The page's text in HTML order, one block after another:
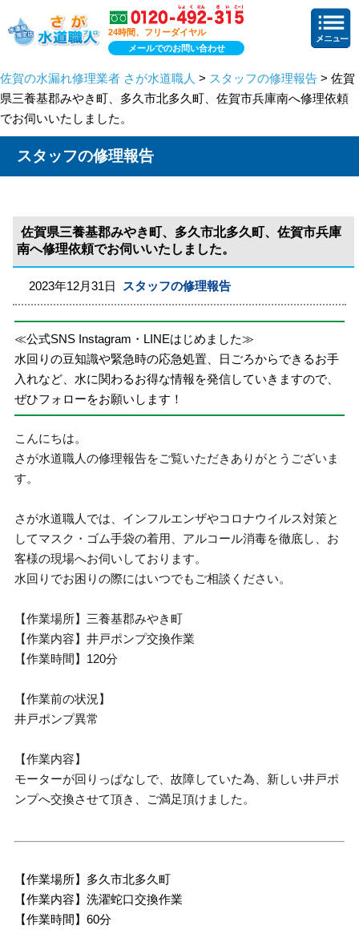
24時間、フリーダイヤル
メールでのお問い合わせ
佐賀の水漏れ修理業者 さが水道職人 > スタッフの修理報告 > 佐賀
県三養基郡みやき町、多久市北多久町、佐賀市兵庫南へ修理依頼
でお伺いいたしました。
スタッフの修理報告
佐賀県三養基郡みやき町、多久市北多久町、佐賀市兵庫
南へ修理依頼でお伺いいたしました。
2023年12月31日 スタッフの修理報告
≪公式SNS Instagram・LINEはじめました≫
水回りの豆知識や緊急時の応急処置、日ごろからできるお手
入れなど、水に関わるお得な情報を発信していきますので、
ぜひフォローをお願いします！
こんにちは。
さが水道職人の修理報告をご覧いただきありがとうございま
す。
さが水道職人では、インフルエンザやコロナウイルス対策と
してマスク・ゴム手袋の着用、アルコール消毒を徹底し、お
客様の現場へお伺いしております。
水回りでお困りの際にはいつでもご相談ください。
【作業場所】三養基郡みやき町
【作業内容】井戸ポンプ交換作業
【作業時間】120分
【作業前の状況】
井戸ポンプ異常
【作業内容】
モーターが回りっぱなしで、故障していた為、新しい井戸ポ
ンプへ交換させて頂き、ご満足頂けました。
【作業場所】多久市北多久町
【作業内容】洗濯蛇口交換作業
【作業時間】60分